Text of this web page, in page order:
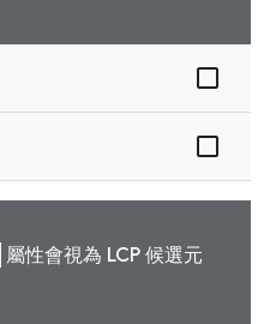
屬性會視為 LCP 候選元